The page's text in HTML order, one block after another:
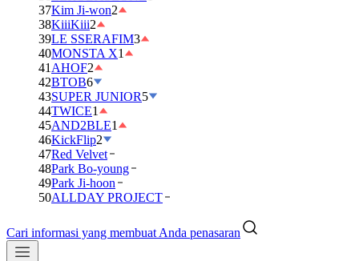
37Kim Ji-won2
38KiiiKiii2
39LE SSERAFIM3
40MONSTA X1
41 AHOF2
42BTOB6
43SUPER JUNIOR5
44TWICE1
45AND2BLE1
46KickFlip2
47Red Velvet
48Park Bo-young
49Park Ji-hoon
50ALLDAY PROJECT
Cari informasi yang membuat Anda penasaran